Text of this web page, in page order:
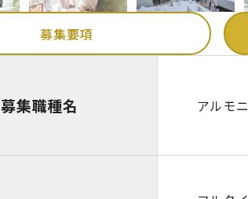
募集要項
募集職種名 アルモ